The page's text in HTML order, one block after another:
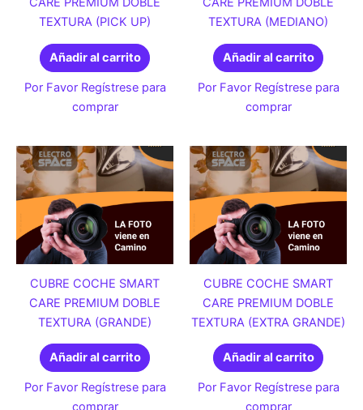
TEXTURA (PICK UP)
Añadir al carrito
Por Favor Regístrese para
comprar
TEXTURA (MEDIANO)
Añadir al carrito
Por Favor Regístrese para
comprar
CUBRE COCHE SMART
CARE PREMIUM DOBLE
TEXTURA (GRANDE)
Añadir al carrito
Por Favor Regístrese para
comprar
CUBRE COCHE SMART
CARE PREMIUM DOBLE
TEXTURA (EXTRA GRANDE)
Añadir al carrito
Por Favor Regístrese para
comprar